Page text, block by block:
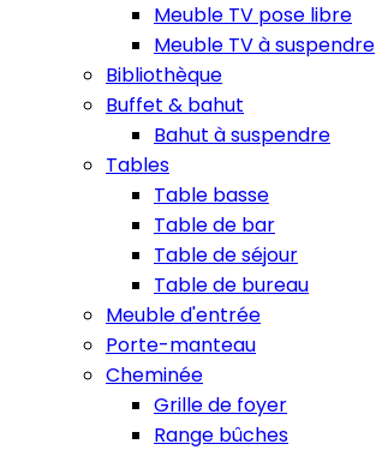
Meuble TV pose libre
Meuble TV à suspendre
Bibliothèque
Buffet & bahut
Bahut à suspendre
Tables
Table basse
Table de bar
Table de séjour
Table de bureau
Meuble d'entrée
Porte-manteau
Cheminée
Grille de foyer
Range bûches